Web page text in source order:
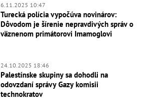
6.11.2025 10:47
Turecká polícia vypočúva novinárov:
Dôvodom je šírenie nepravdivých správ o
väznenom primátorovi Imamoglovi
24.10.2025 18:46
Palestínske skupiny sa dohodli na
odovzdaní správy Gazy komisii
technokratov